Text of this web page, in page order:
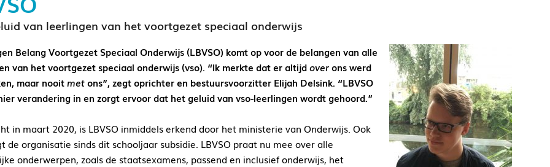
van leerlingen van het voortgezet speciaal onderwijs
Belang Voortgezet Speciaal Onderwijs (LBVSO) komt op voor de belangen van alle
van het voortgezet speciaal onderwijs (vso). “Ik merkte dat er altijdoverons werd
maar nooit metons”, zegt oprichter en bestuursvoorzitter Elijah Delsink. “LBVSO
verandering in en zorgt ervoor dat het geluid van vso-leerlingen wordt gehoord.”
in maart 2020, is LBVSO inmiddels erkend door het ministerie van Onderwijs. Ook
de organisatie sinds dit schooljaar subsidie. LBVSO praat nu mee over alle
onderwerpen, zoals de staatsexamens, passend en inclusief onderwijs, het